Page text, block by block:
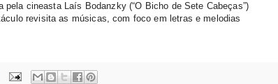
pela cineasta Laís Bodanzky (“O Bicho
revisita as músicas, com foco em letras e melodias